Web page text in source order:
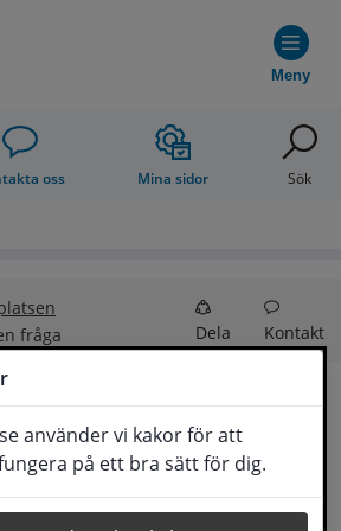
använder vi kakor för att
på ett bra sätt för dig.
Meny
oss Mina sidor Sök
fråga Dela Kontakt
kan det bli aktuellt